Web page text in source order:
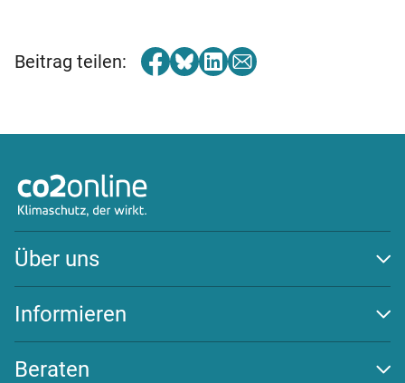
Beitrag teilen:
Über uns
Auszeichnungen
Team
Transparenz
Wirksamkeit
Informieren
Klima schützen
Energiewende
Beraten